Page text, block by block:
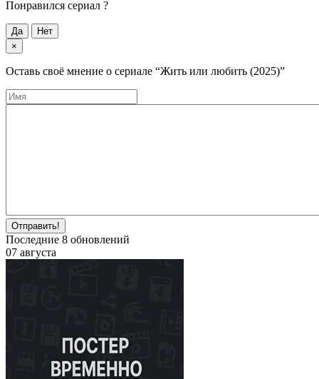
Понравился cериал ?
Да
Нет
×
Оставь своё мнение о cериале “Жить или любить (2025)”
Отправить!
Последние 8 обновлений
07 августа